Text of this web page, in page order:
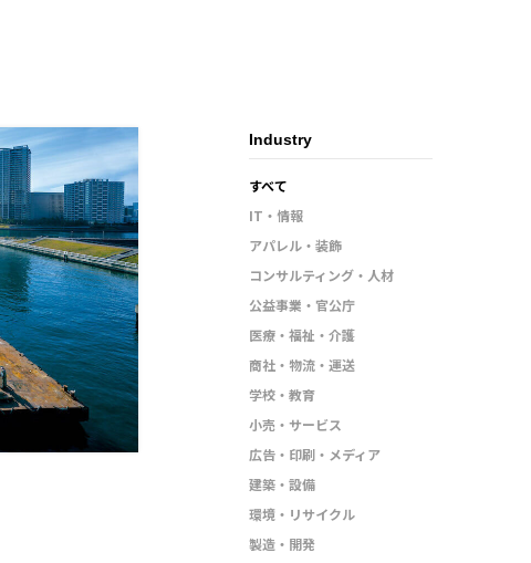
Industry
すべて
IT・情報
アパレル・装飾
コンサルティング・人材
公益事業・官公庁
医療・福祉・介護
商社・物流・運送
学校・教育
小売・サービス
広告・印刷・メディア
建築・設備
環境・リサイクル
製造・開発